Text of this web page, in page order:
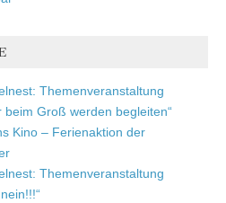
Themenveranstaltung
beim Groß werden begleiten“
Kino – Ferienaktion der
Themenveranstaltung